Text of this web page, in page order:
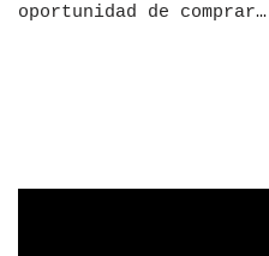
oportunidad de comprar…